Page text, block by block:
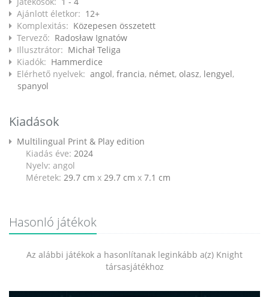
Ajánlott életkor: 12+
Komplexitás: Közepesen összetett
Tervező: Radosław Ignatów
Illusztrátor: Michał Teliga
Kiadók: Hammerdice
Elérhető nyelvek: angol, francia, német, olasz, lengyel,
spanyol
Kiadások
Multilingual Print & Play edition
Kiadás éve: 2024
Nyelv: angol
Méretek: 29.7 cm x 29.7 cm x 7.1 cm
Hasonló játékok
Az alábbi játékok a hasonlítanak leginkább a(z) Knight
társasjátékhoz